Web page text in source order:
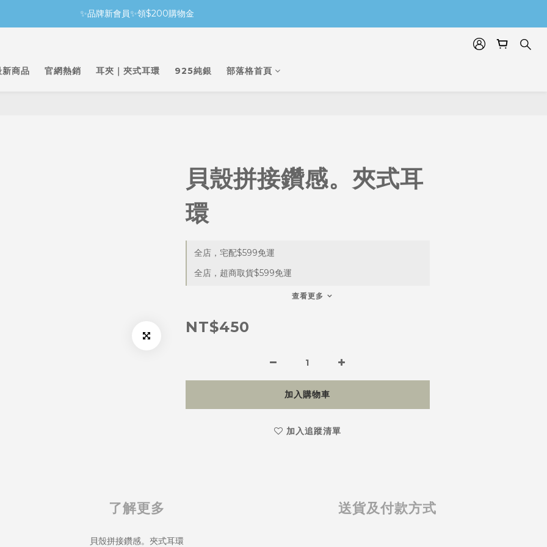
✨品牌新會員✨領$200購物金
新商品 官網熱銷 耳夾｜夾式耳環 925純銀 部落格首頁
貝殼拼接鑽感。夾式耳
環
全店，宅配$599免運
全店，超商取貨$599免運
查看更多
NT$450
加入購物車
加入追蹤清單
了解更多 送貨及付款方式
貝殼拼接鑽感。夾式耳環